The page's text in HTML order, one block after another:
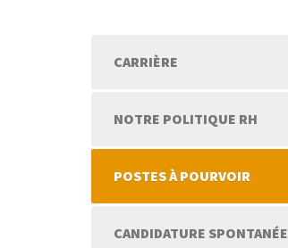
CARRIÈRE
NOTRE POLITIQUE RH
POSTES À POURVOIR
CANDIDATURE SPONTANÉE